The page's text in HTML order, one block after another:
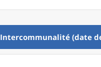
Intercommunalité (date